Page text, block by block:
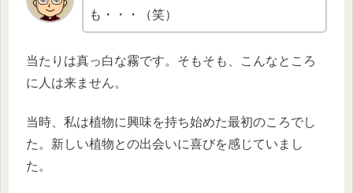
も・・・（笑）
当たりは真っ白な霧です。そもそも、こんなところ
に人は来ません。
当時、私は植物に興味を持ち始めた最初のころでし
た。新しい植物との出会いに喜びを感じていまし
た。